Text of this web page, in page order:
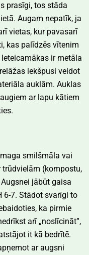
prasīgi, tos stāda
Augam nepatīk, ja
vietas, kur pavasarī
kas palīdzēs vītenim
ir metāla
iekšpusi veidot
auklām. Auklas
ar lapu kātiem
smilšmāla vai
(kompostu,
jābūt gaisa
6-7. Stādot svarīgi to
ka pirmie
arī „noslīcināt”,
it kā bedrītē.
ar augsni